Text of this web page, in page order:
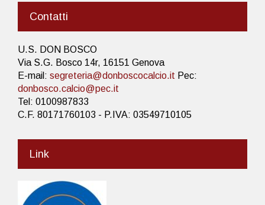
Contatti
U.S. DON BOSCO
Via S.G. Bosco 14r, 16151 Genova
E-mail: segreteria@donboscocalcio.it Pec:
donbosco.calcio@pec.it
Tel: 0100987833
C.F. 80171760103 - P.IVA: 03549710105
Link